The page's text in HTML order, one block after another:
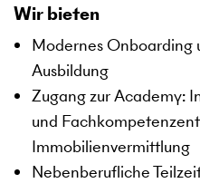
Wir bieten
Modernes Onboarding
Ausbildung
Zugang zur Academy:
und
Immobilienvermittlung
Nebenberufliche